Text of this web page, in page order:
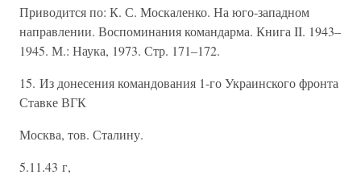
Приводится по: К. С. Москаленко. На юго-западном
направлении. Воспоминания командарма. Книга II. 1943–
1945. М.: Наука, 1973. Стр. 171–172.
15. Из донесения командования 1-го Украинского фронта
Ставке ВГК
Москва, тов. Сталину.
5.11.43 г,